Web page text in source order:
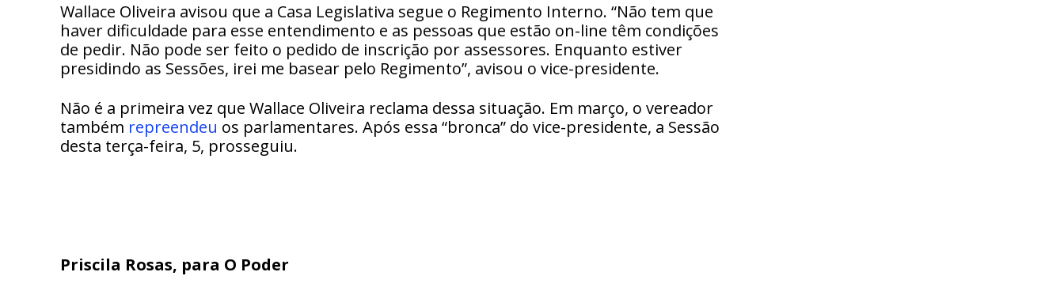
Wallace Oliveira avisou que a Casa Legislativa segue o Regimento Interno. “Não tem que
haver dificuldade para esse entendimento e as pessoas que estão on-line têm condições
de pedir. Não pode ser feito o pedido de inscrição por assessores. Enquanto estiver
presidindo as Sessões, irei me basear pelo Regimento”, avisou o vice-presidente.
Não é a primeira vez que Wallace Oliveira reclama dessa situação. Em março, o vereador
também repreendeu os parlamentares. Após essa “bronca” do vice-presidente, a Sessão
desta terça-feira, 5, prosseguiu.
Priscila Rosas, para O Poder